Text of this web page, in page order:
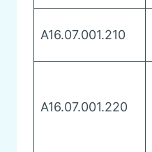
A16.07.001.210
A16.07.001.220